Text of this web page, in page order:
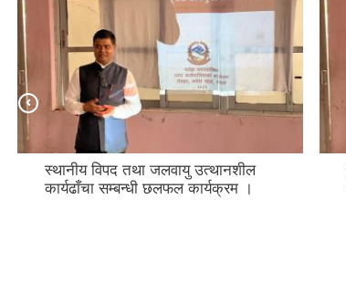
स्थानीय विपद तथा जलवायु उत्थानशील
कार्यढाँचा सम्बन्धी छलफल कार्यक्रम ।